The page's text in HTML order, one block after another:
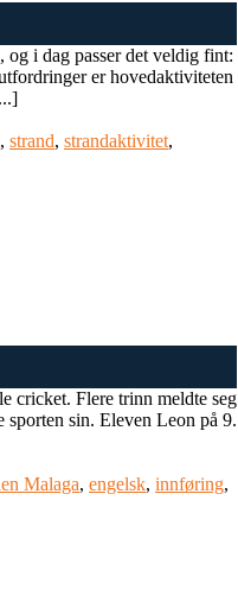
og i dag passer det veldig fint:
er hovedaktiviteten
, strand, strandaktivitet,
cricket. Flere trinn meldte seg
sin. Eleven Leon på 9.
Malaga, engelsk, innføring,